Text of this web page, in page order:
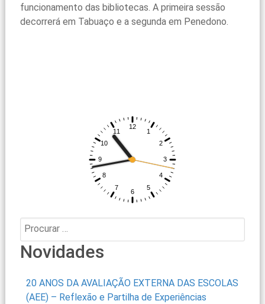
funcionamento das bibliotecas. A primeira sessão
decorrerá em Tabuaço e a segunda em Penedono.
Procurar:
Novidades
20 ANOS DA AVALIAÇÃO EXTERNA DAS ESCOLAS
(AEE) – Reflexão e Partilha de Experiências